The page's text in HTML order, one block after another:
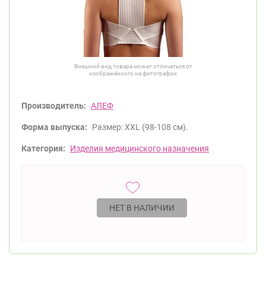
Внешний вид товара может отличаться от
изображённого на фотографии
Производитель: АЛЕФ
Форма выпуска: Размер: XXL (98-108 см).
Категория: Изделия медицинского назначения
НЕТ В НАЛИЧИИ